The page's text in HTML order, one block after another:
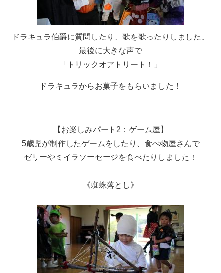
ドラキュラ伯爵に質問したり、歌を歌ったりしました。
最後に大きな声で
「トリックオアトリート！」
ドラキュラからお菓子をもらいました！
【お楽しみパート2：ゲーム屋】
5歳児が制作したゲームをしたり、食べ物屋さんで
ゼリーやミイラソーセージを食べたりしました！
《蜘蛛落とし》